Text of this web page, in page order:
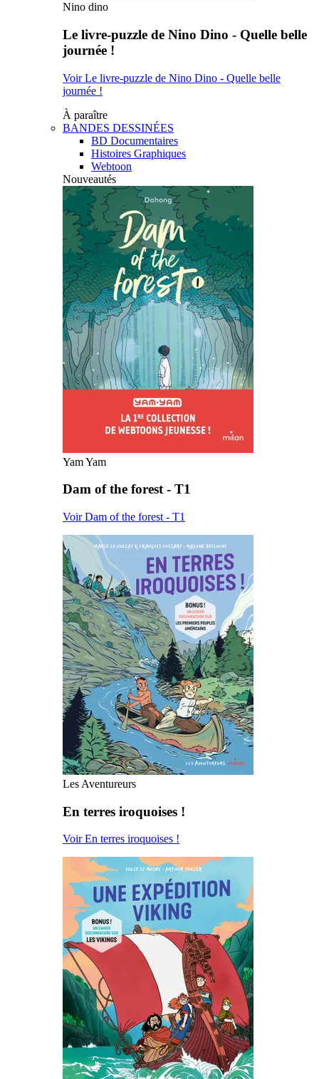
Nino dino
Le livre-puzzle de Nino Dino - Quelle belle
journée !
Voir Le livre-puzzle de Nino Dino - Quelle belle
journée !
À paraître
BANDES DESSINÉES
BD Documentaires
Histoires Graphiques
Webtoon
Nouveautés
Yam Yam
Dam of the forest - T1
Voir Dam of the forest - T1
Les Aventureurs
En terres iroquoises !
Voir En terres iroquoises !